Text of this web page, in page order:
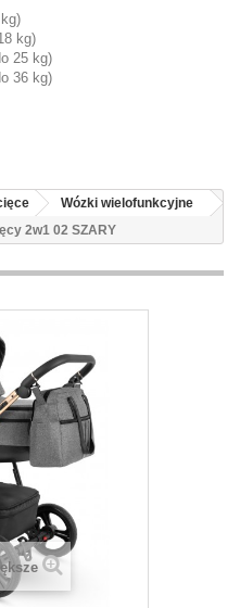
kg)
25 kg)
36 kg)
Wózki wielofunkcyjne
2w1 02 SZARY